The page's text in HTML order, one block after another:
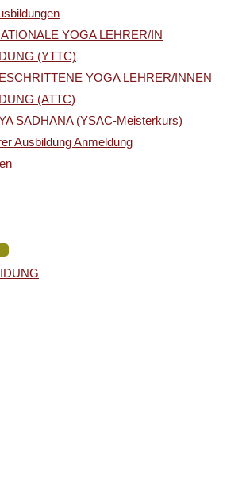
YOGA LEHRER/IN
(YTTC)
YOGA LEHRER/INNEN
(ATTC)
SADHANA (YSAC-Meisterkurs)
Ausbildung Anmeldung